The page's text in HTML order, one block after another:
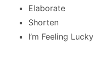
Elaborate
Shorten
I’m Feeling Lucky